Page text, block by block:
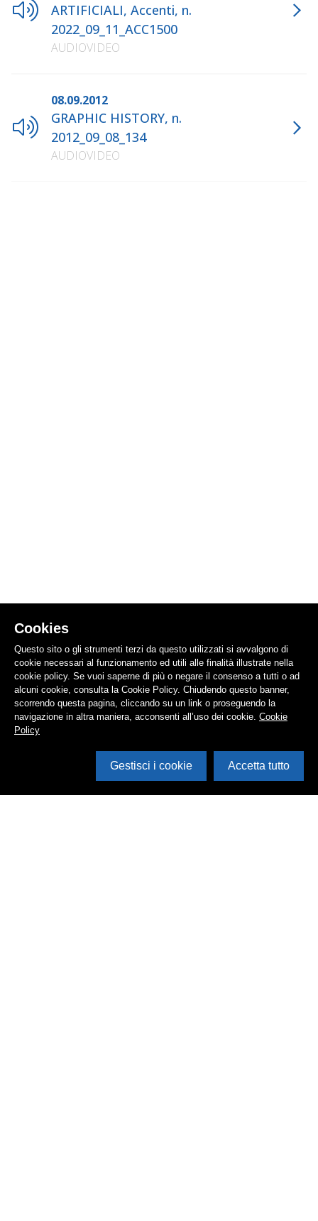
ARTIFICIALI, Accenti, n.
2022_09_11_ACC1500
AUDIOVIDEO
08.09.2012
GRAPHIC HISTORY, n.
2012_09_08_134
AUDIOVIDEO
Cookies
Questo sito o gli strumenti terzi da questo utilizzati si avvalgono di
cookie necessari al funzionamento ed utili alle finalità illustrate nella
cookie policy. Se vuoi saperne di più o negare il consenso a tutti o ad
alcuni cookie, consulta la Cookie Policy. Chiudendo questo banner,
scorrendo questa pagina, cliccando su un link o proseguendo la
navigazione in altra maniera, acconsenti all’uso dei cookie. Cookie
Policy
Gestisci i cookie Accetta tutto